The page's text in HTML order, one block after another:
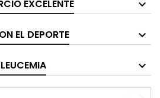
EXCELENTE
EL DEPORTE